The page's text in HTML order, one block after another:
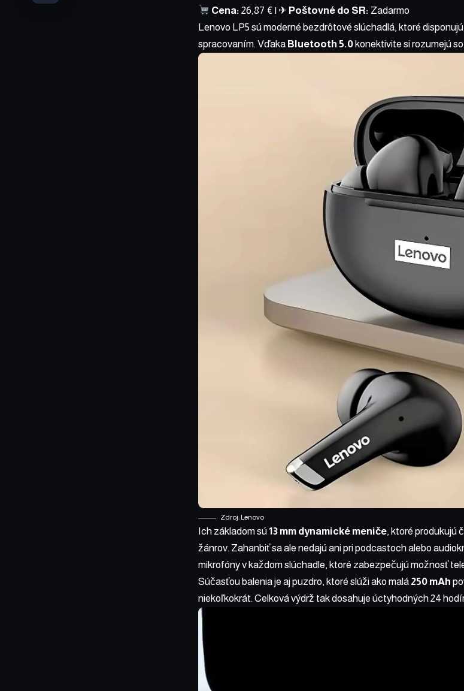
Cena: 26,87 € | ✈ Poštovné do SR: Zadarmo
Lenovo LP5 sú moderné bezdrôtové slúchadlá, ktoré
spracovaním. Vďaka Bluetooth 5.0 konektivite si rozumejú
Zdroj: Lenovo
Ich základom sú13 mm dynamické meniče, ktoré produkujú
žánrov. Zahanbiť sa ale nedajú ani pri podcastoch alebo
mikrofóny v každom slúchadle, ktoré zabezpečujú možnosť
Súčasťou balenia je aj puzdro, ktoré slúži ako malá 250 mAh
niekoľkokrát. Celková výdrž tak dosahuje úctyhodných 24